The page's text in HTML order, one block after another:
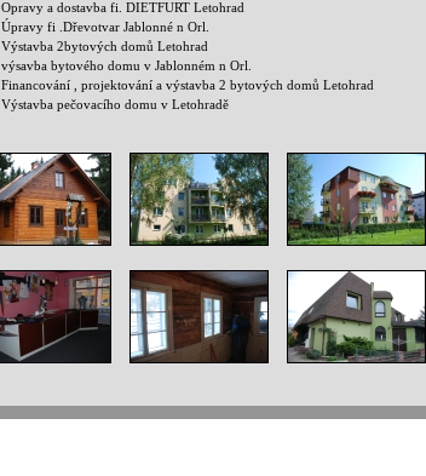
Opravy a dostavba fi. DIETFURT Letohrad
Úpravy fi .Dřevotvar Jablonné n Orl.
Výstavba 2bytových domů Letohrad
výsavba bytového domu v Jablonném n Orl.
Financování , projektování a výstavba 2 bytových domů Letohrad
Výstavba pečovacího domu v Letohradě